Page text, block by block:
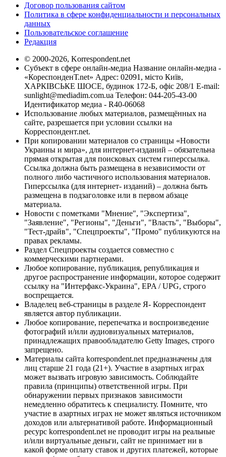
Договор пользования сайтом
Политика в сфере конфиденциальности и персональных
данных
Пользовательское соглашение
Редакция
© 2000-2026, Korrespondent.net
Субъект в сфере онлайн-медиа Название онлайн-медиа -
«КореспонденТ.net» Адрес: 02091, місто Київ,
ХАРКІВСЬКЕ ШОСЕ, будинок 172-Б, офіс 208/1 E-mail:
sunlight@mediadim.com.ua Телефон: 044-205-43-00
Идентификатор медиа - R40-06068
Использование любых материалов, размещённых на
сайте, разрешается при условии ссылки на
Корреспондент.net.
При копировании материалов со страницы «Новости
Украины и мира», для интернет-изданий – обязательна
прямая открытая для поисковых систем гиперссылка.
Ссылка должна быть размещена в независимости от
полного либо частичного использования материалов.
Гиперссылка (для интернет- изданий) – должна быть
размещена в подзаголовке или в первом абзаце
материала.
Новости с пометками "Мнение", "Экспертиза",
"Заявление", "Регионы", "Деньги", "Власть", "Выборы",
"Тест-драйв", "Спецпроекты", "Промо" публикуются на
правах рекламы.
Раздел Спецпроекты создается совместно с
коммерческими партнерами.
Любое копирование, публикация, републикация и
другое распространение информации, которое содержит
ссылку на "Интерфакс-Украина", EPA / UPG, строго
воспрещается.
Владелец веб-страницы в разделе Я- Корреспондент
является автор публикации.
Любое копирование, перепечатка и воспроизведение
фотографий и/или аудиовизуальных материалов,
принадлежащих правообладателю Getty Images, строго
запрещено.
Материалы сайта korrespondent.net предназначены для
лиц старше 21 года (21+). Участие в азартных играх
может вызвать игровую зависимость. Соблюдайте
правила (принципы) ответственной игры. При
обнаружении первых признаков зависимости
немедленно обратитесь к специалисту. Помните, что
участие в азартных играх не может являться источником
доходов или альтернативой работе. Информационный
ресурс korrespondent.net не проводит игры на реальные
и/или виртуальные деньги, сайт не принимает ни в
какой форме оплату ставок и других платежей, которые